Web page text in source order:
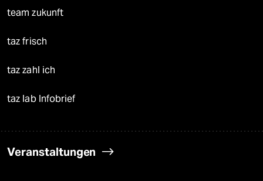
team zukunft
taz frisch
taz zahl ich
taz lab Infobrief
Veranstaltungen